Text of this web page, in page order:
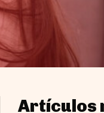
Artículos